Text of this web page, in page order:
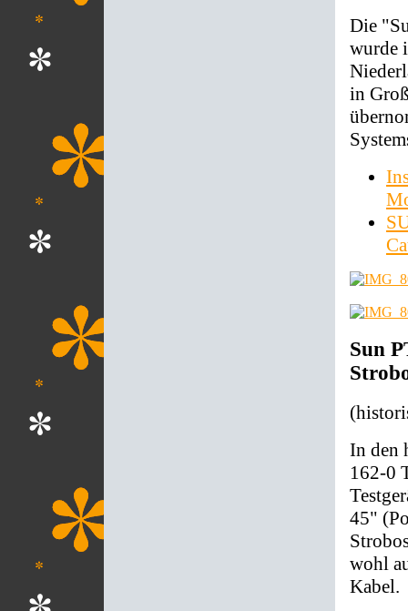
Die
wurde
in
Sun
In den
162-0
45"
wohl
Kabel.